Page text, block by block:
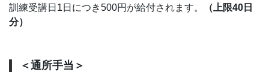
訓練受講日1日につき500円が給付されます。
（上限40日
分）
＜通所手当＞